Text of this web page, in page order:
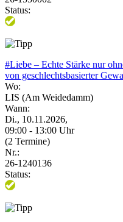
Status:
#Liebe – Echte Stärke nur
von geschlechtsbasierter
Wo:
LIS (Am Weidedamm)
Wann:
Di., 10.11.2026,
09:00 - 13:00 Uhr
(2 Termine)
Nr.:
26-1240136
Status: